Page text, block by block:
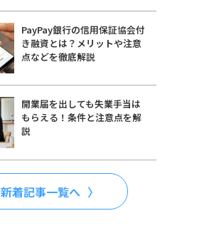
PayPay銀行の信用保証協会付
き融資とは？メリットや注意
点などを徹底解説
開業届を出しても失業手当は
もらえる！条件と注意点を解
説
新着記事一覧へ